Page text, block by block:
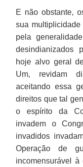
E não obstante,
sua multiplicidade
pela
desindianizados
hoje alvo geral
Um, revidam
aceitando essa
direitos que tal
o espírito da
invadem o
invadidos
Operação de
incomensurável à